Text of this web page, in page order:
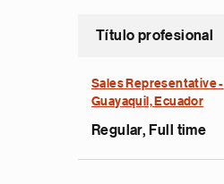
Título profesional
Sales Representative -
Guayaquil, Ecuador
Regular, Full time